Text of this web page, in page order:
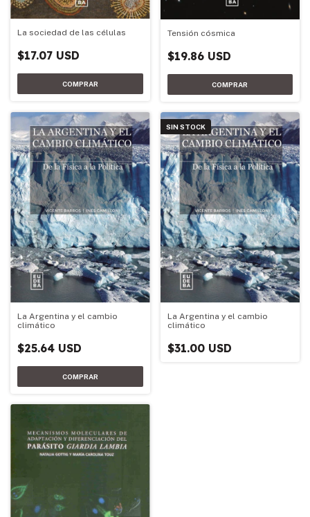
La sociedad de las células
$17.07 USD
Tensión cósmica
$19.86 USD
La Argentina y el cambio
climático
$25.64 USD
SIN STOCK
La Argentina y el cambio
climático
$31.00 USD